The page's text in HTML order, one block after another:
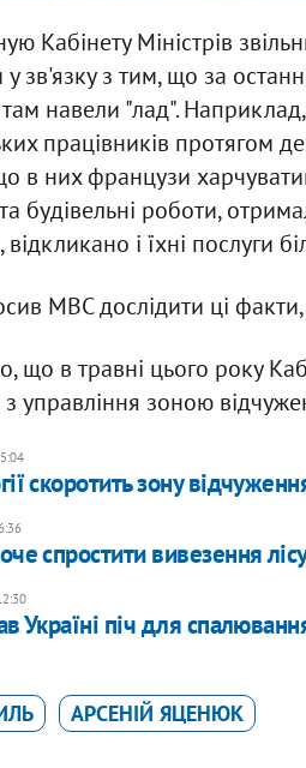
Кабінету Міністрів
у зв'язку з тим, що за
там навели "лад".
працівників протягом
в них французи
будівельні роботи,
і їхні послуги
МВС дослідити ці
що в травні цього року
з управління зоною
скоротить зону
спростити вивезення
Україні піч для
АРСЕНІЙ ЯЦЕНЮК